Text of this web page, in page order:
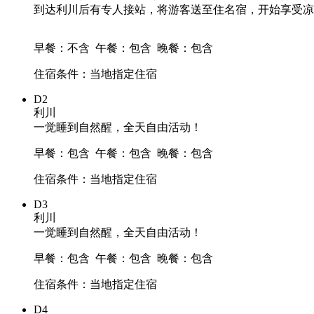
到达利川后有专人接站，将游客送至住名宿，开始享受
早餐：不含 午餐：包含 晚餐：包含
住宿条件：当地指定住宿
D2
利川
一觉睡到自然醒，全天自由活动！
早餐：包含 午餐：包含 晚餐：包含
住宿条件：当地指定住宿
D3
利川
一觉睡到自然醒，全天自由活动！
早餐：包含 午餐：包含 晚餐：包含
住宿条件：当地指定住宿
D4